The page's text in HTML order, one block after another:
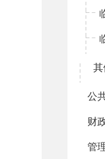
其
公
财
管